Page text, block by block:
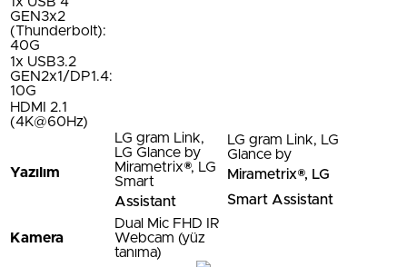
GEN3x2
(Thunderbolt):
40G
1x USB3.2
GEN2x1/DP1.4:
10G
HDMI 2.1
(4K@60Hz)
Yazılım
LG gram Link,
LG Glance by
Mirametrix®, LG
Smart
Assistant
LG gram Link, LG
Glance by
Mirametrix®, LG
Smart Assistant
Kamera
Dual Mic FHD IR
Webcam (yüz
tanıma)